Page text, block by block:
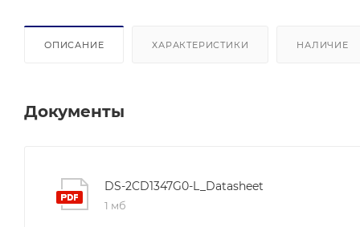
ОПИСАНИЕ ХАРАКТЕРИСТИКИ НАЛИЧИЕ
Документы
DS-2CD1347G0-L_Datasheet
1 мб